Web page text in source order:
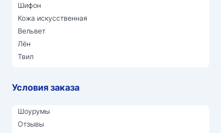
Шифон
Кожа искусственная
Вельвет
Лён
Твил
Условия заказа
Шоурумы
Отзывы